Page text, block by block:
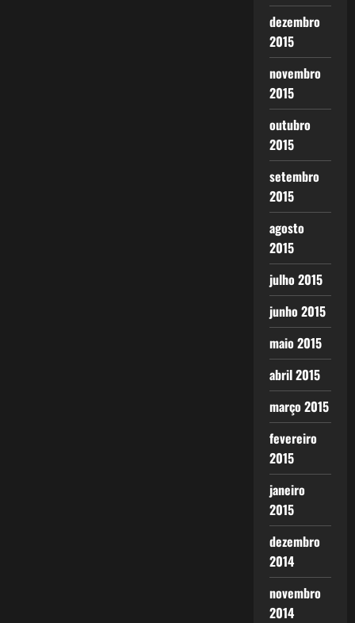
dezembro
2015
novembro
2015
outubro
2015
setembro
2015
agosto
2015
julho 2015
junho 2015
maio 2015
abril 2015
março 2015
fevereiro
2015
janeiro
2015
dezembro
2014
novembro
2014